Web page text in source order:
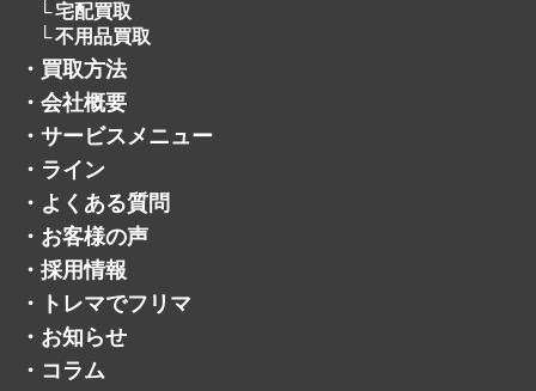
宅配買取
不用品買取
・ 買取方法
・ 会社概要
・ サービスメニュー
・ ライン
・ よくある質問
・ お客様の声
・ 採用情報
・
トレマでフリマ
・ お知らせ
・ コラム